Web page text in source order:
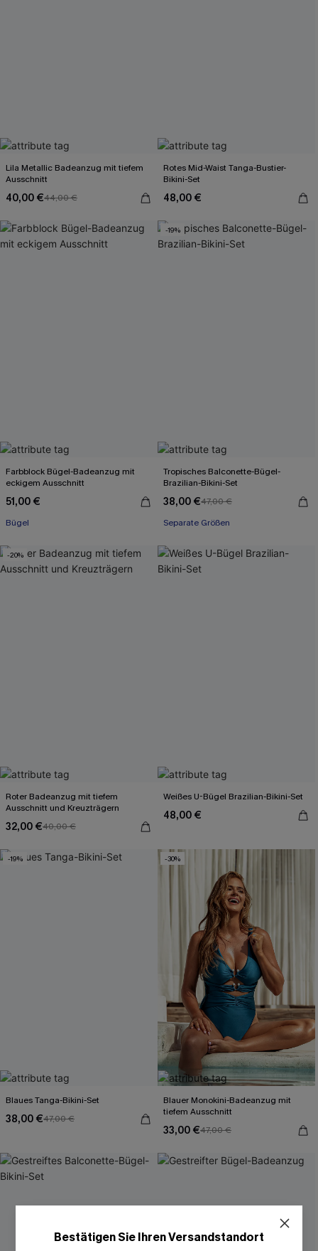
Lila Metallic Badeanzug mit tiefem
Ausschnitt
40,00 €44,00 €
Rotes Mid-Waist Tanga-Bustier-
Bikini-Set
48,00 €
Farbblock Bügel-Badeanzug mit
eckigem Ausschnitt
51,00 €
Bügel
-19%
Tropisches Balconette-Bügel-
Brazilian-Bikini-Set
38,00 €47,00 €
Separate Größen
-20%
Roter Badeanzug mit tiefem
Ausschnitt und Kreuzträgern
32,00 €40,00 €
Weißes U-Bügel Brazilian-Bikini-Set
48,00 €
-19%
Blaues Tanga-Bikini-Set
38,00 €47,00 €
-30%
Blauer Monokini-Badeanzug mit
tiefem Ausschnitt
33,00 €47,00 €
Bestätigen Sie Ihren Versandstandort